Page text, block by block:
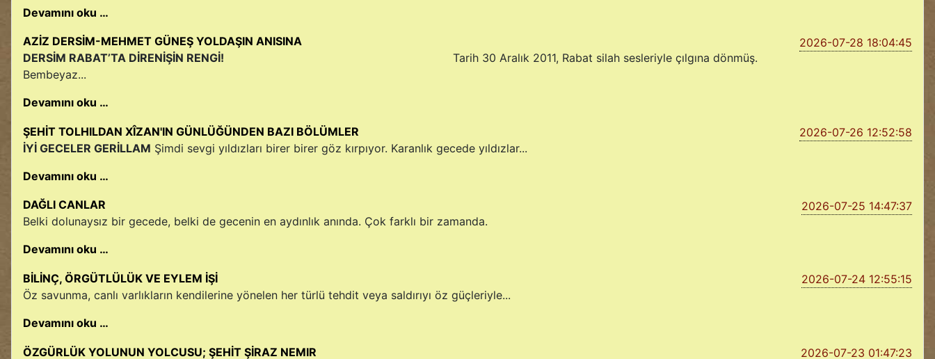
Devamını oku …
2026-07-28 18:04:45
AZİZ DERSİM-MEHMET GÜNEŞ YOLDAŞIN ANISINA
DERSİM RABAT’TA DİRENİŞİN RENGİ!
Tarih 30 Aralık 2011, Rabat silah sesleriyle çılgına dönmüş.
Bembeyaz...
Devamını oku …
2026-07-26 12:52:58
ŞEHİT TOLHILDAN XÎZAN'IN GÜNLÜĞÜNDEN BAZI BÖLÜMLER
İYİ GECELER GERİLLAM Şimdi sevgi yıldızları birer birer göz kırpıyor. Karanlık gecede yıldızlar...
Devamını oku …
2026-07-25 14:47:37
DAĞLI CANLAR
Belki dolunaysız bir gecede, belki de gecenin en aydınlık anında. Çok farklı bir zamanda.
Devamını oku …
2026-07-24 12:55:15
BİLİNÇ, ÖRGÜTLÜLÜK VE EYLEM İŞİ
Öz savunma, canlı varlıkların kendilerine yönelen her türlü tehdit veya saldırıyı öz güçleriyle...
Devamını oku …
2026-07-23 01:47:23
ÖZGÜRLÜK YOLUNUN YOLCUSU; ŞEHİT ŞİRAZ NEMIR